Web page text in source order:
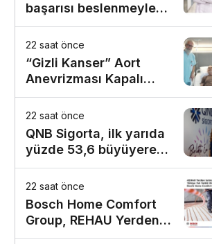
başarısı beslenmeyle
başlar!
22 saat önce
“Gizli Kanser” Aort
Anevrizması Kapalı
Yöntemle Tedavi Edildi
22 saat önce
QNB Sigorta, ilk yarıda
yüzde 53,6 büyüyerek
10,66 milyar TL prim
üretimine ulaştı
22 saat önce
Bosch Home Comfort
Group, REHAU Yerden
Isıtma Sistemleri’nin